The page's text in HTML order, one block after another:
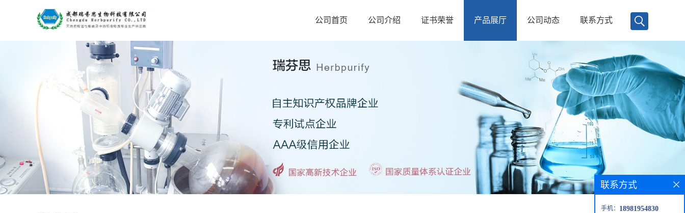
司
介
公司首页 公司介绍 证书荣誉 产品展厅 公司动态 联系方式
联系方式
手机： 18981954830